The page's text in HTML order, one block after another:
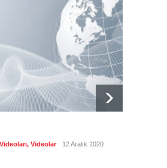
Japonya, nükleer silah
karşıtlığını teyid etmedi
6 Ağustos 2026
, Videolar 12 Aralık 2020